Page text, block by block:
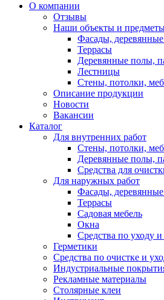
О компании
Отзывы
Наши объекты и предметы
Фасады,
Террасы
Деревянные полы,
Лестницы
Стены, потолки,
Описание продукции
Новости
Вакансии
Каталог
Для внутренних работ
Стены, потолки,
Деревянные полы,
Средства для
Для наружных работ
Фасады,
Террасы
Садовая мебель
Окна
Средства по уходу и
Герметики
Средства по очистке и
Индустриальные
Рекламные материалы
Столярные клеи